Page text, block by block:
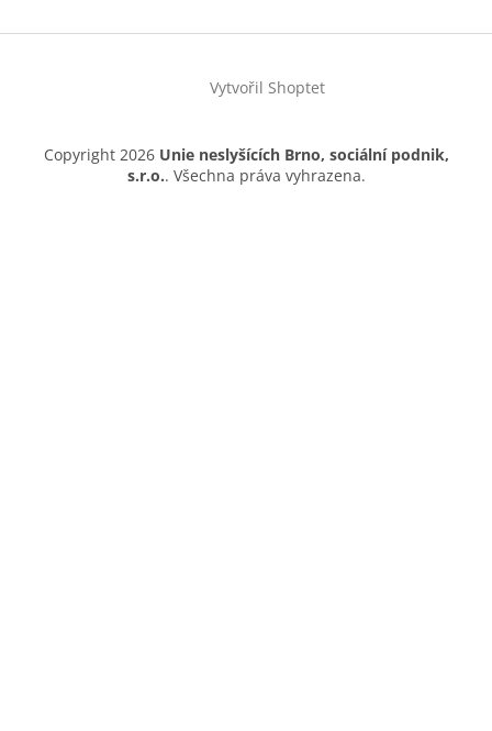
Vytvořil Shoptet
Copyright 2026 Unie neslyšících Brno, sociální podnik,
s.r.o.. Všechna práva vyhrazena.